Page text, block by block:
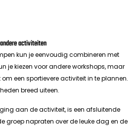
activiteiten
kun je eenvoudig combineren met
je kiezen voor andere workshops, maar
een sportievere activiteit in te plannen.
breed uiteen.
aan de activiteit, is een afsluitende
groep napraten over de leuke dag en de